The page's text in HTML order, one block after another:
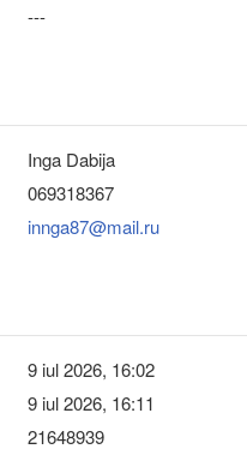
---
Inga Dabija
069318367
innga87@mail.ru
9 iul 2026, 16:02
9 iul 2026, 16:11
21648939